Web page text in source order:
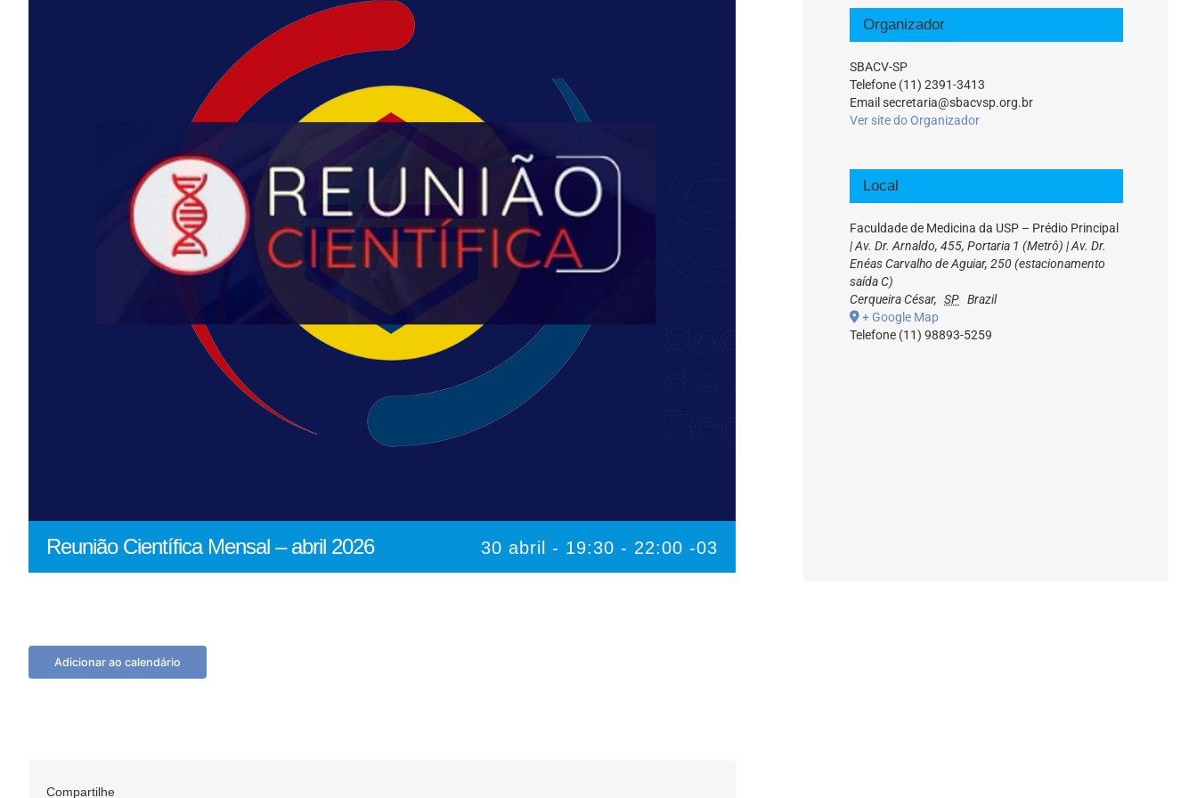
Reunião Científica Mensal – abril 2026 30 abril - 19:30 - 22:00 -03
Adicionar ao calendário
Compartilhe
Organizador
SBACV-SP
Telefone (11) 2391-3413
Email secretaria@sbacvsp.org.br
Ver site do Organizador
Local
Faculdade de Medicina da USP – Prédio Principal
| Av. Dr. Arnaldo, 455, Portaria 1 (Metrô) | Av. Dr.
Enéas Carvalho de Aguiar, 250 (estacionamento
saída C)
Cerqueira César, SP Brazil
+ Google Map
Telefone (11) 98893-5259